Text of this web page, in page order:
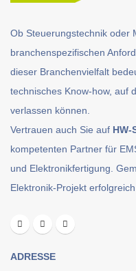
Ob Steuerungstechnik oder
branchenspezifischen
dieser Branchenvielfalt
technisches Know-how, auf
verlassen können.
Vertrauen auch Sie auf HW-
kompetenten Partner für
und Elektronikfertigung.
Elektronik-Projekt erfolgreich
ADRESSE